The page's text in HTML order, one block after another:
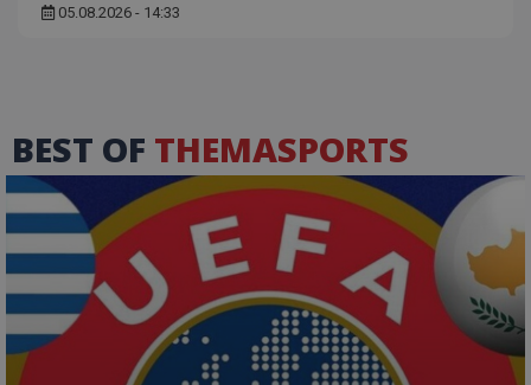
05.08.2026 - 14:33
BEST OF THEMASPORTS